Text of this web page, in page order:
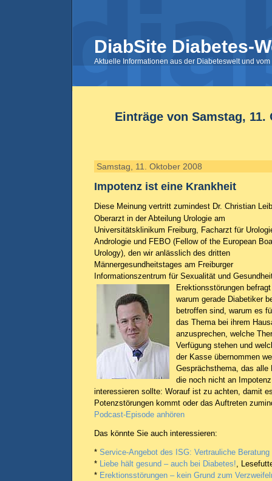
DiabSite Diabetes-
Aktuelle Informationen aus der Diabeteswelt und
Einträge von Samstag, 11.
Samstag, 11. Oktober 2008
Impotenz ist eine Krankheit
Diese Meinung vertritt zumindest Dr. Christian
Oberarzt in der Abteilung Urologie am
Universitätsklinikum Freiburg, Facharzt für
Andrologie und FEBO (Fellow of the European
Urology), den wir anlässlich des dritten
Männergesundheitstages am Freiburger
Informationszentrum für Sexualität und
Erektionsstörungen
warum gerade Diabetiker
betroffen sind, warum es
das Thema bei ihrem
anzusprechen, welche
Verfügung stehen und
der Kasse übernommen
Gesprächsthema, das
die noch nicht an
interessieren sollte: Worauf ist zu achten, damit
Potenzstörungen kommt oder das Auftreten
Podcast-Episode anhören
Das könnte Sie auch interessieren:
* Service-Angebot des ISG: Vertrauliche Beratung
* Liebe hält gesund – auch bei Diabetes!,
* Erektionsstörungen – kein Grund zum